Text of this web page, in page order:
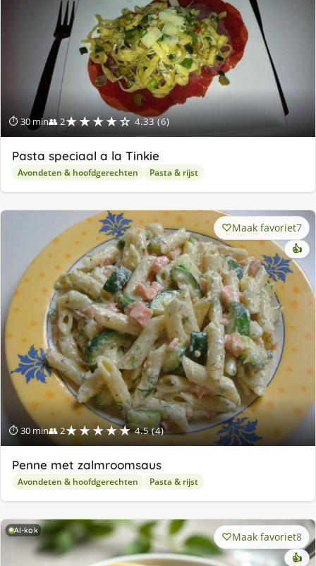
⏱ 30 min👥 2★★★★☆ 4.33 (6)
Pasta speciaal a la Tinkie
Avondeten & hoofdgerechten Pasta & rijst
⏱ 30 min👥 2★★★★★ 4.5 (4)
Maak favoriet7
👍
Penne met zalmroomsaus
Avondeten & hoofdgerechten Pasta & rijst
AI-kok Maak favoriet8
👍